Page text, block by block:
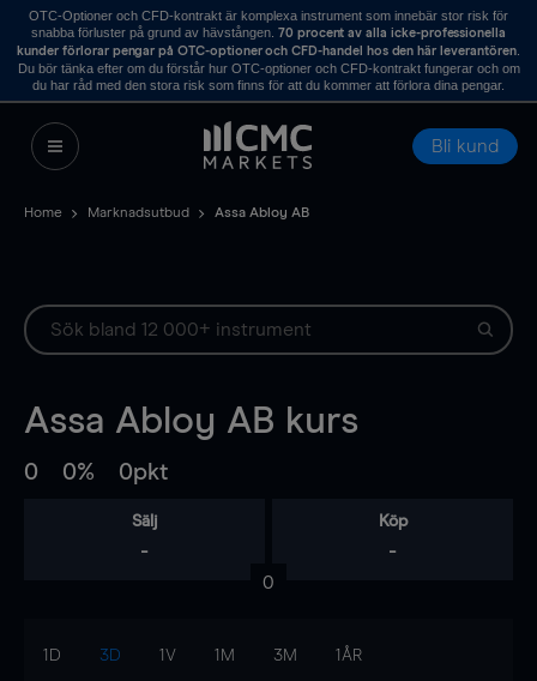
OTC-Optioner och CFD-kontrakt är komplexa instrument som innebär stor risk för
snabba förluster på grund av hävstången. 70 procent av alla icke-professionella
kunder förlorar pengar på OTC-optioner och CFD-handel hos den här leverantören.
Du bör tänka efter om du förstår hur OTC-optioner och CFD-kontrakt fungerar och om
du har råd med den stora risk som finns för att du kommer att förlora dina pengar.
Bli kund
Home Marknadsutbud Assa Abloy AB
Assa Abloy AB kurs
0 0% 0pkt
Sälj
-
Köp
-
0
1D 3D 1V 1M 3M 1ÅR